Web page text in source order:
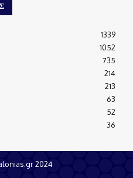
1339
1052
735
214
213
63
52
36
2024